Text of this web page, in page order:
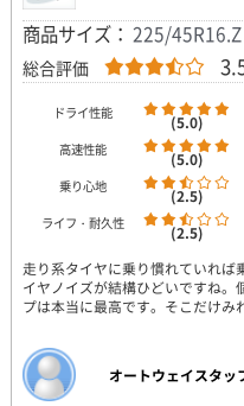
商品サイズ： 225/45R16.Z
総合評価
ドライ性能 (5.0)
高速性能 (5.0)
乗り心地 (2.5)
ライフ・耐久性
(2.5)
走り系タイヤに乗り慣れていれば
イヤノイズが結構ひどいですね
プは本当に最高です。そこだけみ
オートウェイスタッ